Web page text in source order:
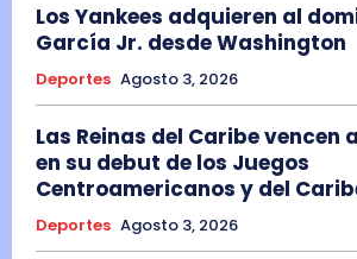
Los Yankees adquieren al
García Jr. desde Washington
Deportes Agosto 3, 2026
Las Reinas del Caribe vencen
en su debut de los Juegos
Centroamericanos y del
Deportes Agosto 3, 2026